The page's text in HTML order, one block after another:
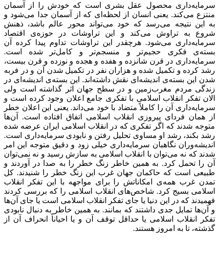
سرمایه‌داری محصول عقل بشری است که خودش را از آسمان
منتزع می‌کند. یعنی انسان از لحظه‌ای که از آسمان جدا می‌شود و
به این نتیجه می‌رسد که خود می‌تواند محور عالم باشد، ذهنش
شروع به تراوش می‌کند و این تراوشات در حوزه‌ی اقتصاد
سرمایه‌داری می‌شود. هرچقدر این تراوشات تداوم پیدا کرده آن
بسته‌ی فکری حجیم‌تر و منسجم‌تر و کامل‌تر شده است.
سرمایه‌داری در قرن شانزده و هفده و هجده و نوزده و قرن بیست،
رشد کرده و تکمیل شده و هزاران نفر در تکمیل شدن آن و در فربه
شدن این بسته‌ی اندیشه‌ای نقش داشته‌اند. این بسته‌ی اندیشه‌ای در
زندگی مردم مغرب‌زمین و در سطح جهان اثر گذاشته است ولی
الان تفکر انقلاب اسلامی با تفکری جامع اعلان وجود کرده است و
سرمایه‌داری آن را کاملاً متضاد با خود می‌داند. یعنی این اعلان خطر
از همان فردای پیروزی انقلاب اسلامی اتفاق افتاده است. آن‌ها
متوجه شدند که اگر تفکری که در انقلاب اسلامی ایران عرضه شده
رشد بکند، رشد او مساوی تحلیل رفتن و نابودی سرمایه‌داری است.
اندیشه‌وران نگاهبان سرمایه‌داری خیلی زود و دقیق متوجه این امر
شدند که نه می‌توان با انقلاب اسلامی به سازش رسید و نه نمی‌توان
آن را تحمل کرد. به همین خاطر زنگ خطر را به صدا در آوردند و
طبیعی ا‌ست که حاکمان جهان غرب این زنگ خطر را شنیدند. کل
تمدن غرب همه‌ی امکاناتش را برای مواجهه با این تفکر انقلاب
اسلامی بسیج کرد. شاخص‌های انقلاب اسلامی را که بررسی کردند
فهمیدند که در این دنیا یا جای تفکر انقلاب اسلامی است یا جای آن‌ها
و آن‌ها تمایل جدی داشتند که بمانند. به همین خاطر به دنبال نابودی
تفکر انقلاب اسلامی یا حداقل توقف آن و یا احیاناً انحراف آن از
گذشته، تا به امروز هستند.